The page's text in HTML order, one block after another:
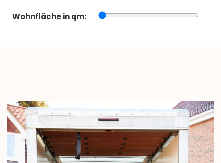
Wohnfläche in qm: